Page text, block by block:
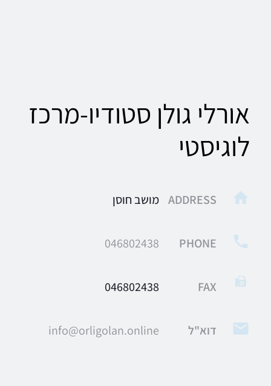
אורלי גולן סטודיו-מרכז
לוגיסטי
ADDRESS מושב חוסן
PHONE
046802438
FAX
046802438
דוא"ל info@orligolan.online